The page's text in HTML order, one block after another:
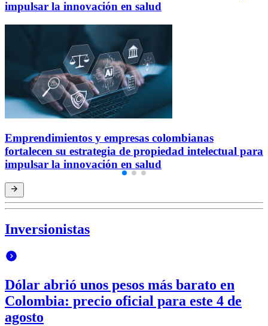
impulsar la innovación en salud
Emprendimientos y empresas colombianas
fortalecen su estrategia de propiedad intelectual para
impulsar la innovación en salud
Inversionistas
Dólar abrió unos pesos más barato en
Colombia: precio oficial para este 4 de
agosto